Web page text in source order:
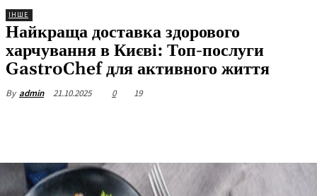
ІНШЕ
Найкраща доставка здорового
харчування в Києві: Топ-послуги
GastroChef для активного життя
By admin 21.10.2025 0 19